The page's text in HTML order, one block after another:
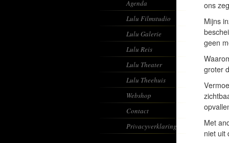
Agenda
Lulu Filmstudio
Lulu Galerie
Lulu Reis
Lulu Theater
Lulu Theehuis
Webshop
Contact
Privacyverklaring
ons
Mijns
geen
groter
Met
niet uit